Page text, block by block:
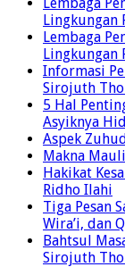
Lembaga
Lingkungan
Lembaga
Lingkungan
Informasi
Sirojuth
5 Hal
Asyiknya
Aspek
Makna
Hakikat
Ridho Ilahi
Tiga Pesan
Wira’i, dan
Bahtsul